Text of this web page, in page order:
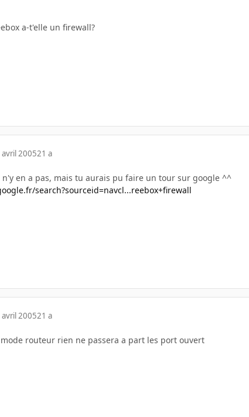
a-t'elle un firewall?
avril 200521 a
n'y en a pas, mais tu aurais pu faire un tour sur google ^^
search?sourceid=navcl...reebox+firewall
avril 200521 a
routeur rien ne passera a part les port ouvert